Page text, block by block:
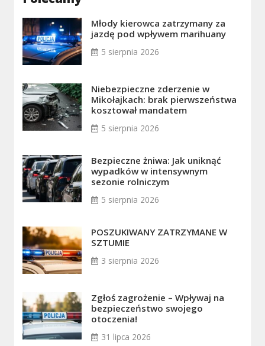
Młody kierowca zatrzymany za
jazdę pod wpływem marihuany
5 sierpnia 2026
Niebezpieczne zderzenie w
Mikołajkach: brak pierwszeństwa
kosztował mandatem
5 sierpnia 2026
Bezpieczne żniwa: Jak uniknąć
wypadków w intensywnym
sezonie rolniczym
5 sierpnia 2026
POSZUKIWANY ZATRZYMANE W
SZTUMIE
3 sierpnia 2026
Zgłoś zagrożenie – Wpływaj na
bezpieczeństwo swojego
otoczenia!
31 lipca 2026